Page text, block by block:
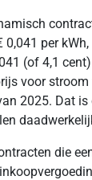
per
(of 4,1
voor
2025. Dat
die